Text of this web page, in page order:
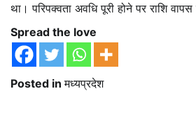
था। परिपक्वता अवधि पूरी होने पर राशि
Spread the love
Posted inमध्यप्रदेश